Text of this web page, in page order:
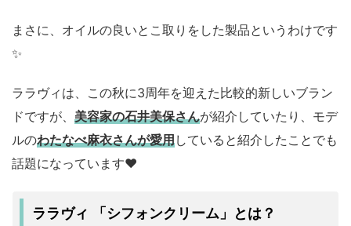
まさに、オイルの良いとこ取りをした製品というわけです
✨
ララヴィは、この秋に3周年を迎えた比較的新しいブラン
ドですが、 美容家の石井美保さんが紹介していたり、モデ
ルのわたなべ麻衣さんが愛用していると紹介したことでも
話題になっています♥
ララヴィ 「シフォンクリーム」とは？